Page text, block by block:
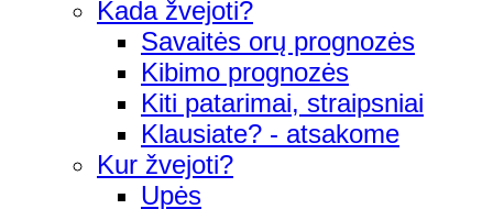
Kada žvejoti?
Savaitės orų prognozės
Kibimo prognozės
Kiti patarimai, straipsniai
Klausiate? - atsakome
Kur žvejoti?
Upės